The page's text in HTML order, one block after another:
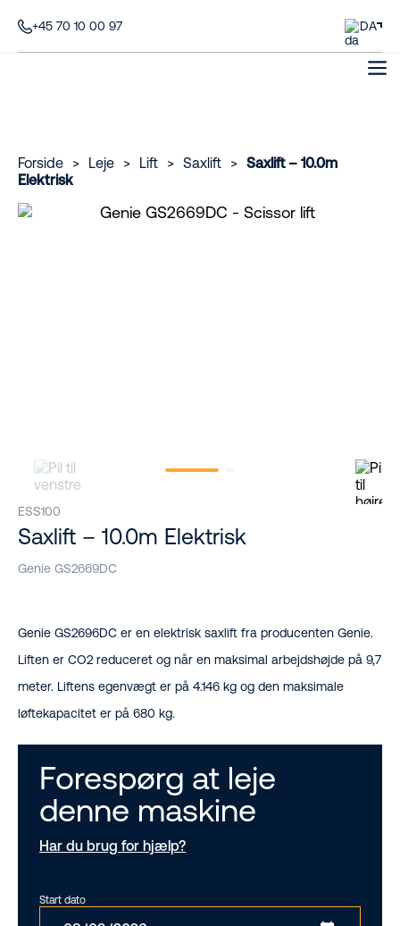
+45 70 10 00 97 DA
Forside > Leje > Lift > Saxlift > Saxlift – 10.0m
Elektrisk
ESS100
Saxlift – 10.0m Elektrisk
Genie GS2669DC
Genie GS2696DC er en elektrisk saxlift fra producenten Genie.
Liften er CO2 reduceret og når en maksimal arbejdshøjde på 9,7
meter. Liftens egenvægt er på 4.146 kg og den maksimale
løftekapacitet er på 680 kg.
Forespørg at leje
denne maskine
Har du brug for hjælp?
Start dato